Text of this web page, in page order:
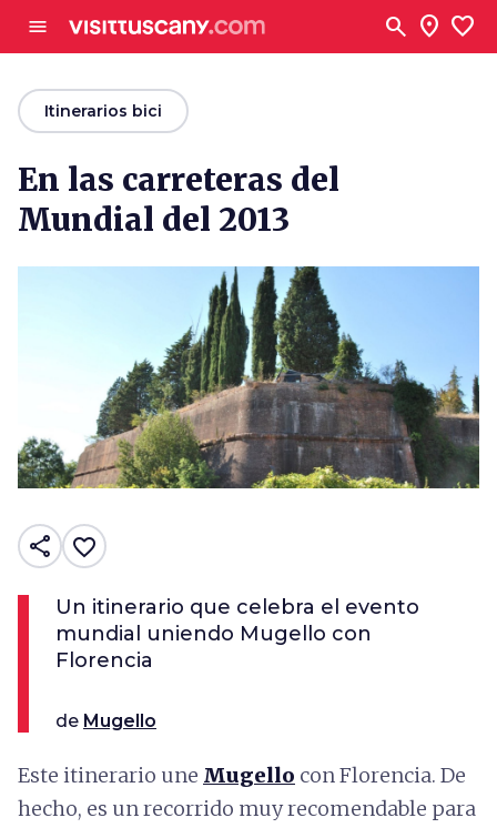
menu search location_on favorite
arrow_backItinerarios bici
En las carreteras del
Mundial del 2013
share favorite_border
Un itinerario que celebra el evento
mundial uniendo Mugello con
Florencia
de Mugello
Este itinerario une Mugello con Florencia. De
hecho, es un recorrido muy recomendable para